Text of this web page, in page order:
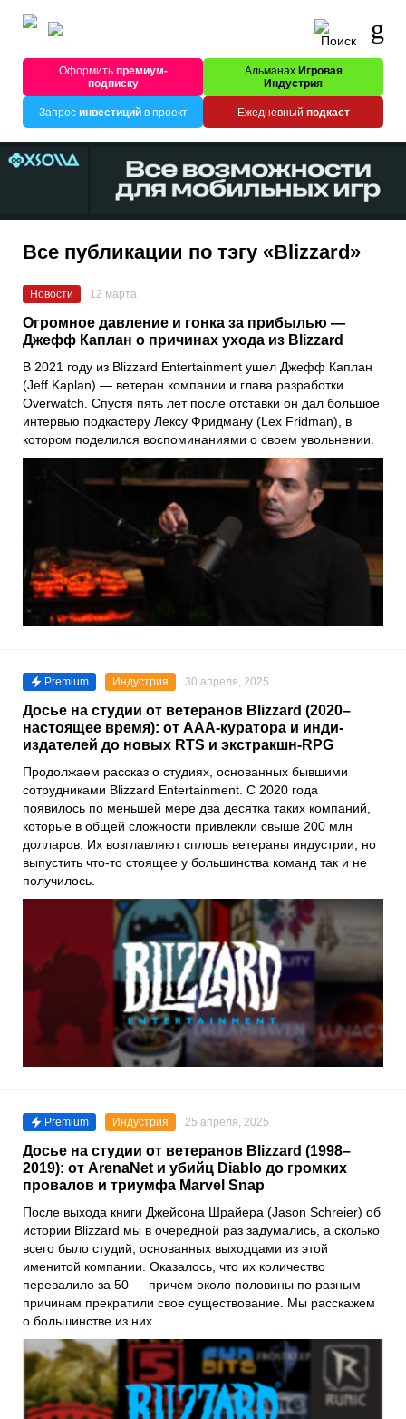
Оформитьпремиум-
подписку
Альманах Игровая
Индустрия
Запрос инвестицийв проект Ежедневный подкаст
Все публикации по тэгу «Blizzard»
Новости 12 марта
Огромное давление и гонка за прибылью —
Джефф Каплан о причинах ухода из Blizzard
В 2021 году из Blizzard Entertainment ушел Джефф Каплан
(Jeff Kaplan) — ветеран компании и глава разработки
Overwatch. Спустя пять лет после отставки он дал большое
интервью подкастеру Лексу Фридману (Lex Fridman), в
котором поделился воспоминаниями о своем увольнении.
Premium Индустрия 30 апреля, 2025
Досье на студии от ветеранов Blizzard (2020–
настоящее время): от AAA-куратора и инди-
издателей до новых RTS и экстракшн-RPG
Продолжаем рассказ о студиях, основанных бывшими
сотрудниками Blizzard Entertainment. С 2020 года
появилось по меньшей мере два десятка таких компаний,
которые в общей сложности привлекли свыше 200 млн
долларов. Их возглавляют сплошь ветераны индустрии, но
выпустить что-то стоящее у большинства команд так и не
получилось.
Premium Индустрия 25 апреля, 2025
Досье на студии от ветеранов Blizzard (1998–
2019): от ArenaNet и убийц Diablo до громких
провалов и триумфа Marvel Snap
После выхода книги Джейсона Шрайера (Jason Schreier) об
истории Blizzard мы в очередной раз задумались, а сколько
всего было студий, основанных выходцами из этой
именитой компании. Оказалось, что их количество
перевалило за 50 — причем около половины по разным
причинам прекратили свое существование. Мы расскажем
о большинстве из них.